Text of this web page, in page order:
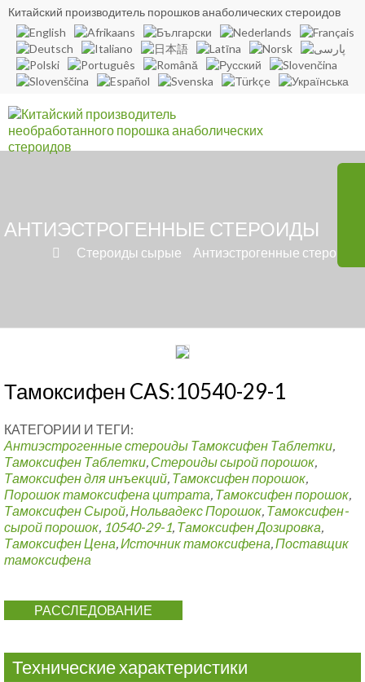
Китайский производитель порошков анаболических стероидов
АНТИЭСТРОГЕННЫЕ СТЕРОИДЫ
 Стероиды сырые Антиэстрогенные стероиды
Тамоксифен CAS:10540-29-1
КАТЕГОРИИ И ТЕГИ:
Антиэстрогенные стероиды Тамоксифен Таблетки,
Тамоксифен Таблетки, Стероиды сырой порошок,
Тамоксифен для инъекций, Тамоксифен порошок,
Порошок тамоксифена цитрата, Тамоксифен порошок,
Тамоксифен Сырой,Нольвадекс Порошок, Тамоксифен-
сырой порошок, 10540-29-1, Тамоксифен Дозировка,
Тамоксифен Цена,Источник тамоксифена,Поставщик
тамоксифена
РАССЛЕДОВАНИЕ
Технические характеристики